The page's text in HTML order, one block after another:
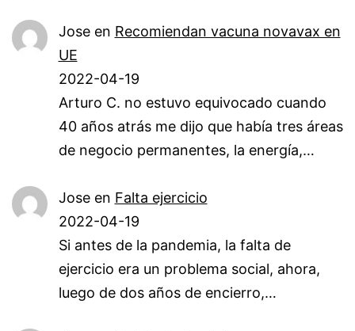
Joseen Recomiendan vacuna novavax en
UE
2022-04-19
Arturo C. no estuvo equivocado cuando
40 años atrás me dijo que había tres áreas
de negocio permanentes, la energía,…
Joseen Falta ejercicio
2022-04-19
Si antes de la pandemia, la falta de
ejercicio era un problema social, ahora,
luego de dos años de encierro,…